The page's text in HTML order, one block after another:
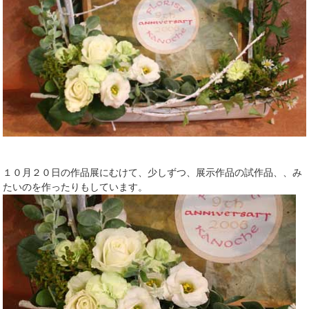
１０月２０日の作品展にむけて、少しずつ、展示作品の試作品、、み
たいのを作ったりもしています。